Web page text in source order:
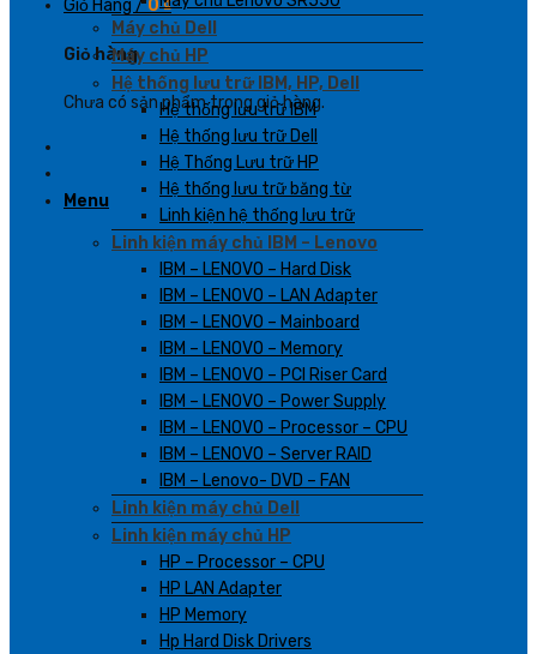
Giỏ Hàng /0₫
Giỏ hàng
Chưa có sản phẩm trong giỏ hàng.
Menu
Máy chủ Dell
Máy chủ HP
Hệ thống lưu trữ IBM, HP, Dell
Hệ thống lưu trữ IBM
Hệ thống lưu trữ Dell
Hệ Thống Lưu trữ HP
Hệ thống lưu trữ băng từ
Linh kiện hệ thống lưu trữ
Linh kiện máy chủ IBM – Lenovo
IBM – LENOVO – Hard Disk
IBM – LENOVO – LAN Adapter
IBM – LENOVO – Mainboard
IBM – LENOVO – Memory
IBM – LENOVO – PCI Riser Card
IBM – LENOVO – Power Supply
IBM – LENOVO – Processor – CPU
IBM – LENOVO – Server RAID
IBM – Lenovo- DVD – FAN
Linh kiện máy chủ Dell
Linh kiện máy chủ HP
HP – Processor – CPU
HP LAN Adapter
HP Memory
Hp Hard Disk Drivers